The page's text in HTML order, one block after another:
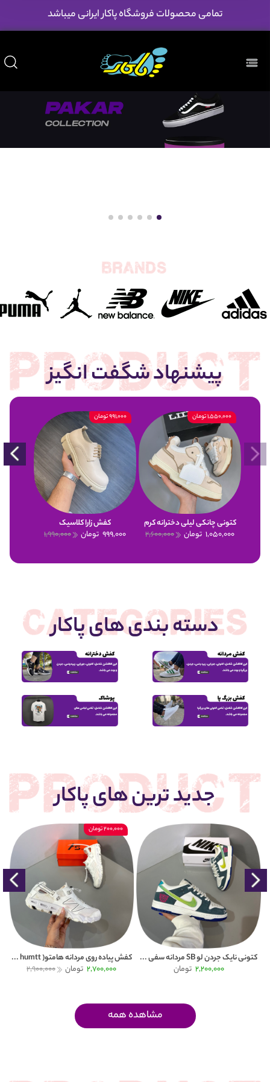
تمامی محصولات فروشگاه پاکار ایرانی میباشد
پیشنهاد شگفت انگیز
1,550,000 تومان
کتونی چانکی لیلی دخترانه کرم
1,050,000 تومان 2,600,000
991,000 تومان
کفش زارا کلاسیک
999,000 تومان 1,990,000
دسته بندی های پاکار
جدید ترین های پاکار
کتونی نایک جردن لو SB مردانه سفی ...
2,200,000 تومان
200,000 تومان
کفش پیاده روی مردانه هامتو( humtt ...
2,700,000 تومان 2,900,000
مشاهده همه